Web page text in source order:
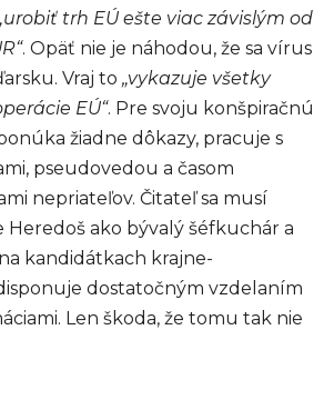
trh EÚ ešte viac závislým od
. Opäť nie je náhodou, že sa vírus
Vraj to „vykazuje všetky
EÚ“. Pre svoju konšpiračnú
žiadne dôkazy, pracuje s
pseudovedou a časom
nepriateľov. Čitateľ sa musí
Heredoš ako bývalý šéfkuchár a
kandidátkach krajne-
dostatočným vzdelaním
Len škoda, že tomu tak nie